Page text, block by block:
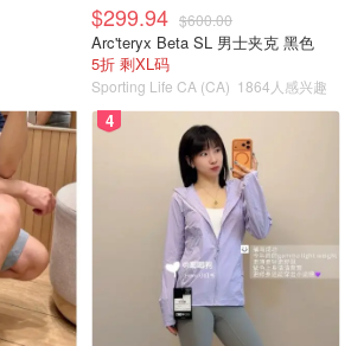
$299.94 $600.00
Arc'teryx Beta SL 男士夹克 黑色
5折 剩XL码
Sporting Life CA (CA) 1864人感兴趣
4